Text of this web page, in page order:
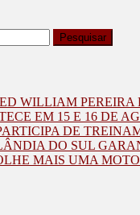
WILLIAM PEREIRA
EM 15 E 16 DE
DE
DO SUL
MAIS UMA